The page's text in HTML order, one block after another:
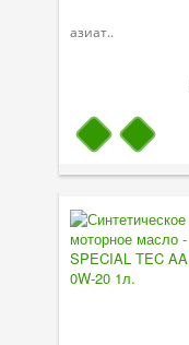
азиат..